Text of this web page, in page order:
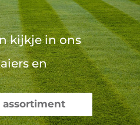
kijkje in ons
en
assortiment